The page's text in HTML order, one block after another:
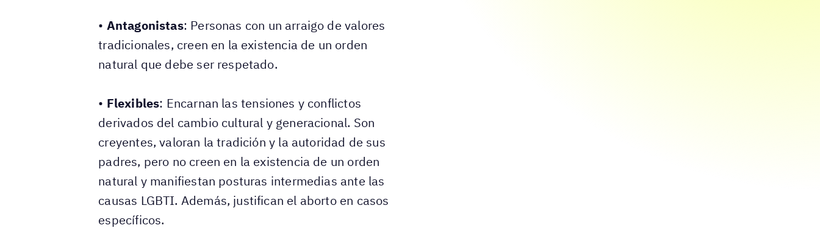
• Antagonistas: Personas con un arraigo de valores
tradicionales, creen en la existencia de un orden
natural que debe ser respetado.
• Flexibles: Encarnan las tensiones y conflictos
derivados del cambio cultural y generacional. Son
creyentes, valoran la tradición y la autoridad de sus
padres, pero no creen en la existencia de un orden
natural y manifiestan posturas intermedias ante las
causas LGBTI. Además, justifican el aborto en casos
específicos.